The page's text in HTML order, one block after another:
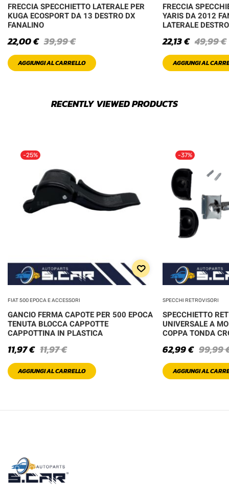
FRECCIA SPECCHIETTO LATERALE PER
KUGA ECOSPORT DA 13 DESTRO DX
FANALINO
39,99€
22,00€
AGGIUNGI AL CARRELLO
FRECCIA
YARIS DA 2012
LATERALE
49,99€
22,13€
AGGIUNGI AL
RECENTLY VIEWED PRODUCTS
-25%
FIAT 500 EPOCA E ACCESSORI
GANCIO FERMA CAPOTE PER 500 EPOCA
TENUTA BLOCCA CAPPOTTE
CAPPOTTINA IN PLASTICA
11,97€
11,97€
AGGIUNGI AL CARRELLO
-37%
SPECCHI RETROVISORI
SPECCHIETTO
UNIVERSALE A
COPPA TONDA
99,99
62,99€
AGGIUNGI AL